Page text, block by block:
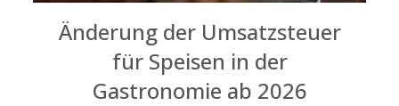
Änderung der Umsatzsteuer
für Speisen in der
Gastronomie ab 2026